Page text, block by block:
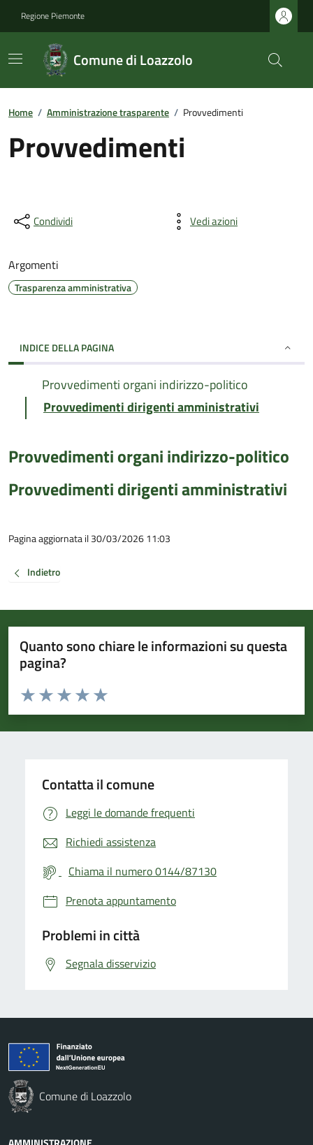
Regione Piemonte
Comune di Loazzolo
Home / Amministrazione trasparente / Provvedimenti
Provvedimenti
Condividi Vedi azioni
Argomenti
Trasparenza amministrativa
INDICE DELLA PAGINA
Provvedimenti organi indirizzo-politico
Provvedimenti dirigenti amministrativi
Provvedimenti organi indirizzo-politico
Provvedimenti dirigenti amministrativi
Pagina aggiornata il 30/03/2026 11:03
Indietro
Quanto sono chiare le informazioni su questa
pagina?
Valuta da 1 a 5 stelle la pagina
Valuta 5 stelle su 5
Valuta 4 stelle su 5
Valuta 3 stelle su 5
Valuta 2 stelle su 5
Valuta 1 stelle su 5
Contatta il comune
Leggi le domande frequenti
Richiedi assistenza
Chiama il numero 0144/87130
Prenota appuntamento
Problemi in città
Segnala disservizio
Comune di Loazzolo